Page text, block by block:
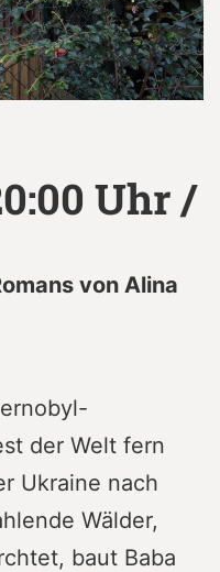
Uhr /
von Alina
der Welt fern
Ukraine nach
Wälder,
baut Baba